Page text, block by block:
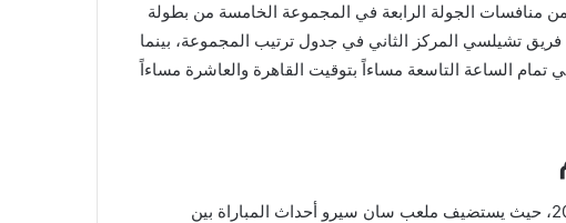
1 الناقلة لمباراة ميلان وتشيلسي اليوم ضمن منافسات الجولة الرابعة في المجموعة الخامسة من بطولة
تشيلسي المركز الثاني في جدول ترتيب المجموعة، بينما
فريق ميلان المركز الثالث في دور المجموعات، ومن المقرر أن يكون موعد مباراة اليوم الثلاثاء 11 أكتوبر 2022 في تمام الساعة التاسعة مساءاً بتوقيت القاهرة والعاشرة مساءاً
نشاهد اليوم مواجهة نارية عبر تردد بي ان سبورت بريميوم 1 الناقلة لمباراة ميلان وتشيلسي اليوم الثلاثاء 11 أكتوبر 2022، حيث يستضيف ملعب سان سيرو أحداث المباراة بين